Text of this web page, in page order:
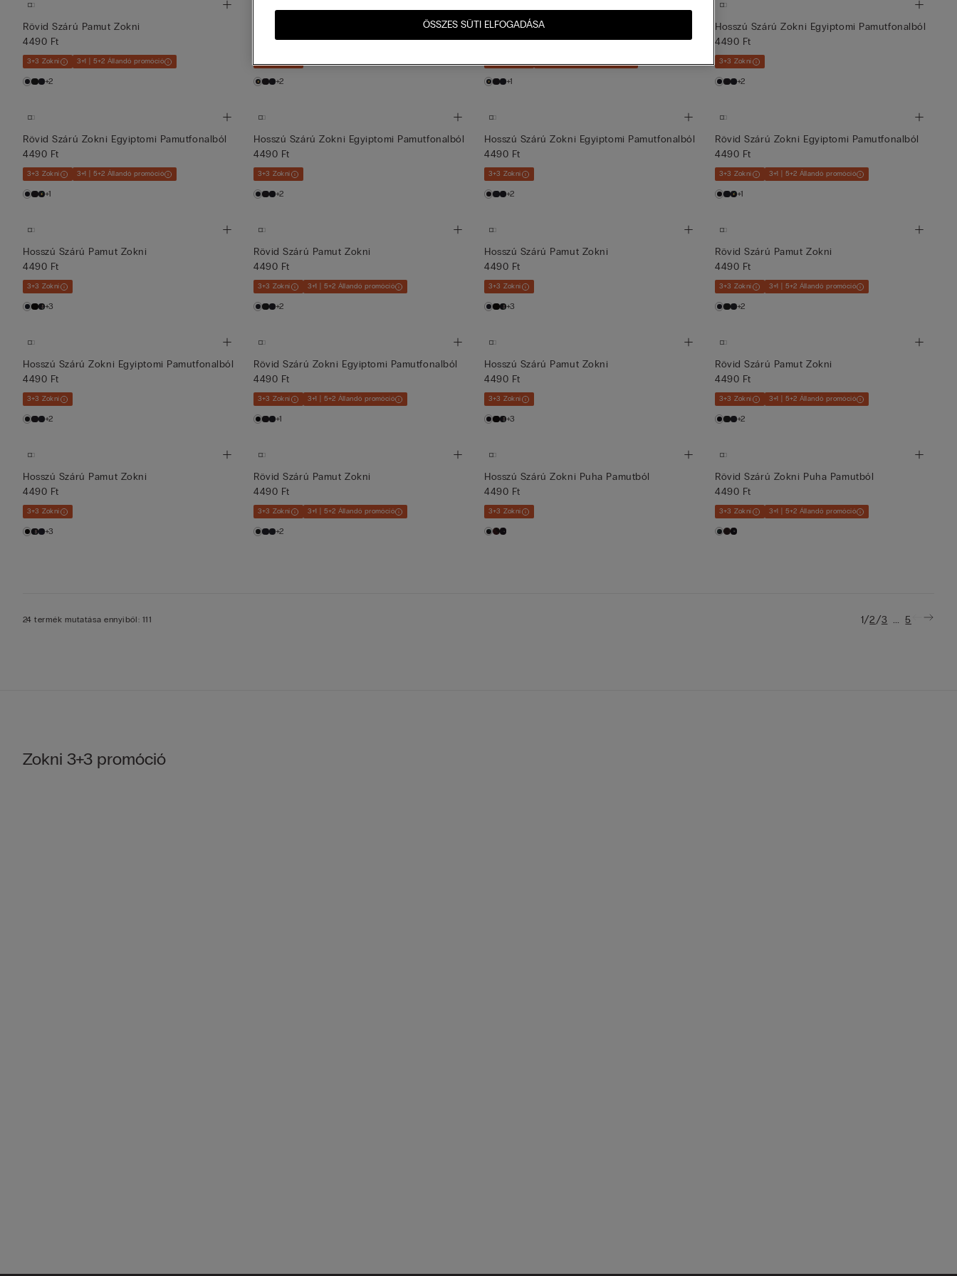
Rövid Szárú Pamut Zokni
4490 Ft
3+3 Zokni 3+1 | 5+2 Állandó promóció
+2
Hosszú Szárú Zokni Egyiptomi Pamutfonalból
4490 Ft
+2
Rövid Szárú Zokni Egyiptomi Pamutfonalból
4490 Ft
+1
Hosszú Szárú Zokni Egyiptomi Pamutfonalból
4490 Ft
3+3 Zokni
+2
Rövid Szárú Zokni Egyiptomi Pamutfonalból
4490 Ft
3+3 Zokni 3+1 | 5+2 Állandó promóció
+1
Hosszú Szárú Zokni Egyiptomi Pamutfonalból
4490 Ft
3+3 Zokni
+2
Hosszú Szárú Zokni Egyiptomi Pamutfonalból
4490 Ft
3+3 Zokni
+2
Rövid Szárú Zokni Egyiptomi Pamutfonalból
4490 Ft
3+3 Zokni 3+1 | 5+2 Állandó promóció
+1
Hosszú Szárú Pamut Zokni
4490 Ft
3+3 Zokni
+3
Rövid Szárú Pamut Zokni
4490 Ft
3+3 Zokni 3+1 | 5+2 Állandó promóció
+2
Hosszú Szárú Pamut Zokni
4490 Ft
3+3 Zokni
+3
Rövid Szárú Pamut Zokni
4490 Ft
3+3 Zokni 3+1 | 5+2 Állandó promóció
+2
Hosszú Szárú Zokni Egyiptomi Pamutfonalból
4490 Ft
3+3 Zokni
+2
Rövid Szárú Zokni Egyiptomi Pamutfonalból
4490 Ft
3+3 Zokni 3+1 | 5+2 Állandó promóció
+1
Hosszú Szárú Pamut Zokni
4490 Ft
3+3 Zokni
+3
Rövid Szárú Pamut Zokni
4490 Ft
3+3 Zokni 3+1 | 5+2 Állandó promóció
+2
Hosszú Szárú Pamut Zokni
4490 Ft
3+3 Zokni
+3
Rövid Szárú Pamut Zokni
4490 Ft
3+3 Zokni 3+1 | 5+2 Állandó promóció
+2
Hosszú Szárú Zokni Puha Pamutból
4490 Ft
3+3 Zokni
Rövid Szárú Zokni Puha Pamutból
4490 Ft
3+3 Zokni 3+1 | 5+2 Állandó promóció
24 termék mutatása ennyiből: 111 1/2/3 ... 5
Zokni 3+3 promóció
ÖSSZES SÜTI ELFOGADÁSA